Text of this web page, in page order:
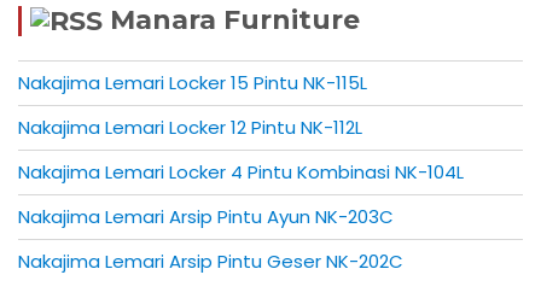
Manara Furniture
Nakajima Lemari Locker 15 Pintu NK-115L
Nakajima Lemari Locker 12 Pintu NK-112L
Nakajima Lemari Locker 4 Pintu Kombinasi NK-104L
Nakajima Lemari Arsip Pintu Ayun NK-203C
Nakajima Lemari Arsip Pintu Geser NK-202C